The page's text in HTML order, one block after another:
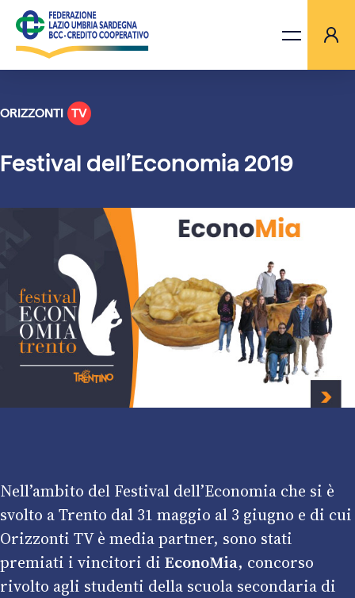
LA FEDERAZIONE
BANCHE
AGGIORNAMENTI
ORIZZONTI TV
ORIZZONTI TV
Festival dell’Economia 2019
Nell’ambito del Festival dell’Economia che si è
svolto a Trento dal 31 maggio al 3 giugno e di cui
Orizzonti TV è media partner, sono stati
premiati i vincitori di EconoMia, concorso
rivolto agli studenti della scuola secondaria di